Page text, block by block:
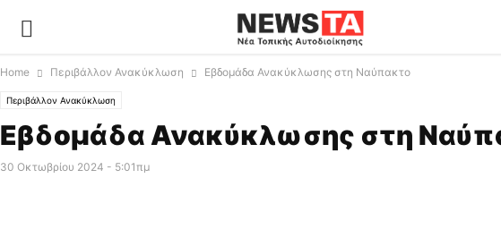
Home Περιβάλλον Ανακύκλωση Εβδομάδα Ανακύκλωσης στη Ναύπακτο
Περιβάλλον Ανακύκλωση
Εβδομάδα Ανακύκλωσης στη
30 Οκτωβρίου 2024 - 5:01πμ